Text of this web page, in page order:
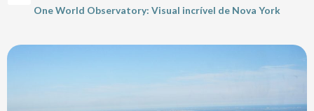
One World Observatory: Visual incrível de Nova York